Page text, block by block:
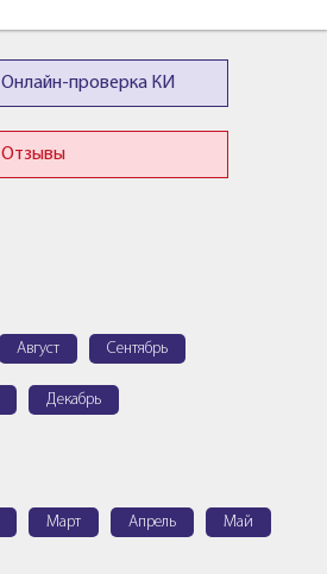
Онлайн-проверка КИ
Отзывы
Август Сентябрь
Декабрь
Март Апрель Май